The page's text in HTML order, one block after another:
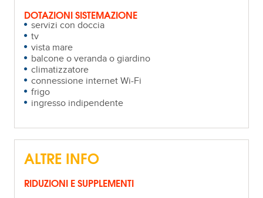
DOTAZIONI SISTEMAZIONE
servizi con doccia
tv
vista mare
balcone o veranda o giardino
climatizzatore
connessione internet Wi-Fi
frigo
ingresso indipendente
ALTRE INFO
RIDUZIONI E SUPPLEMENTI